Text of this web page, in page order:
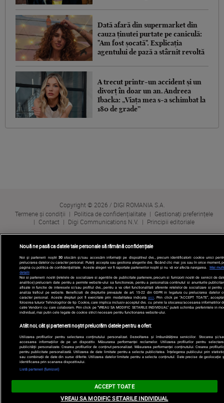
Dată afară din supermarket din
cauza ținutei purtate pe caniculă:
"Am fost șocată". Explicația
agentului de pază a stârnit revoltă
A trecut printr-un accident și un
divorț în doar un an. Andreea
Ibacka: „Viața mea s-a schimbat la
180 de grade”
Copyright © 2026 / DIGI ROMANIA S.A.
Termene și condiții
Politica de confidențialitate
Gestionați preferințele
Contact
Digi Communications N.V. Principii editoriale
Nouă ne pasă ca datele tale personale să rămână confidențiale
Noi și partenerii noștri 30stocăm și/sau accesăm informații pe dispozitivul dvs., precum identificatorii cookie unici
prelucrarea datelor cu caracter personal. Puteți accepta sau gestiona alegerile dvs. făcând clic mai jos sau în orice moment,
pagina cu politica de confidențialitate. Aceste alegeri vor fi raportate partenerilor noștri și nu vă vor afecta navigarea.
Mai
detalii
Noi si partenerii nostri (retelele de socializare si agentiile de publicitate partenere, precum si furnizorii nostri de servicii de
analitice) prelucram date pentru a permite website-ului sa functioneze, pentru a personaliza continutul si anunturile
afisate in functie de interesele si/sau profilul dvs., pentru a va oferi functionalitati aferente retelelor de socializare si pentru
analiza traficul pe website. Beneficiati de drepturile prevazute de art. 15-22 din GDPR in legatura cu prelucrarea datelor
caracter personal. Aceste drepturi pot fi exercitate prin modalitatea indicataaici . Prin click pe “ACCEPT TOATE”,
folosirea tuturor Tehnologiilor de tip Cookie, care implica inclusiv acceptul dvs. cu privire la stocarea/accesarea informatiilor
catre Vendor-ii cu care colaboram. Prin click pe “VREAU SA MODIFIC SETARILE INDIVIDUAL” puteti schimba preferintele in
individual, mai putin cele legate de cookie strict necesare pentru functionarea website-ului.
Atât noi, cât și partenerii noștri prelucrăm datele pentru a oferi:
Utilizarea profilurilor pentru selectarea conținutului personalizat. Dezvoltarea și îmbunătățirea serviciilor. Stocarea și/
accesarea informațiilor de pe un dispozitiv. Măsurarea performanței reclamelor. Utilizarea profilurilor pentru
publicității personalizate. Crearea profilurilor de conținut personalizat. Măsurarea performanței conținutului. Crearea
pentru publicitate personalizată. Utilizarea de date limitate pentru a selecta publicitatea. Înțelegerea publicului prin
sau combinații de date din surse diferite. Utilizarea datelor limitate pentru a selecta conținutul. Date precise de geolocație
identificarea prin scanarea dispozitivului.
Listă parteneri (furnizori)
ACCEPT TOATE
VREAU SA MODIFIC SETARILE INDIVIDUAL